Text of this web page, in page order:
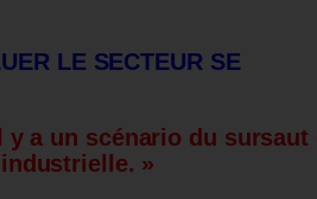
LE SECTEUR SE
a un scénario du sursaut
»